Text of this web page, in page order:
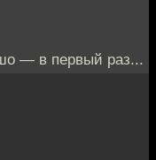
— в первый раз...